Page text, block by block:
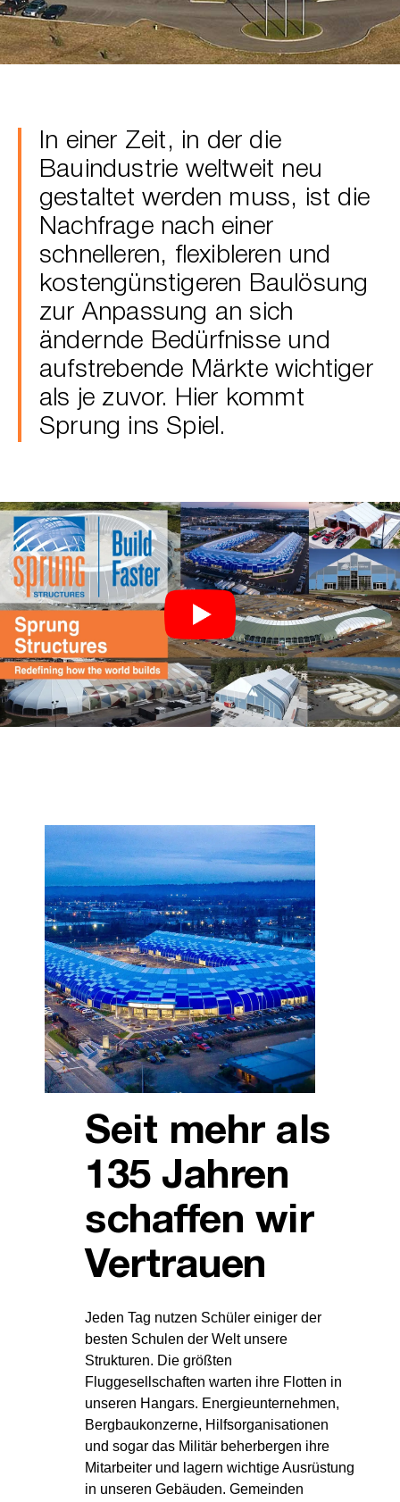
In einer Zeit, in der die
Bauindustrie weltweit neu
gestaltet werden muss, ist die
Nachfrage nach einer
schnelleren, flexibleren und
kostengünstigeren Baulösung
zur Anpassung an sich
ändernde Bedürfnisse und
aufstrebende Märkte wichtiger
als je zuvor. Hier kommt
Sprung ins Spiel.
Seit mehr als
135 Jahren
schaffen wir
Vertrauen
Jeden Tag nutzen Schüler einiger der
besten Schulen der Welt unsere
Strukturen. Die größten
Fluggesellschaften warten ihre Flotten in
unseren Hangars. Energieunternehmen,
Bergbaukonzerne, Hilfsorganisationen
und sogar das Militär beherbergen ihre
Mitarbeiter und lagern wichtige Ausrüstung
in unseren Gebäuden. Gemeinden